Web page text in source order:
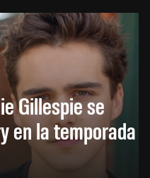
Gillespie se
en la temporada